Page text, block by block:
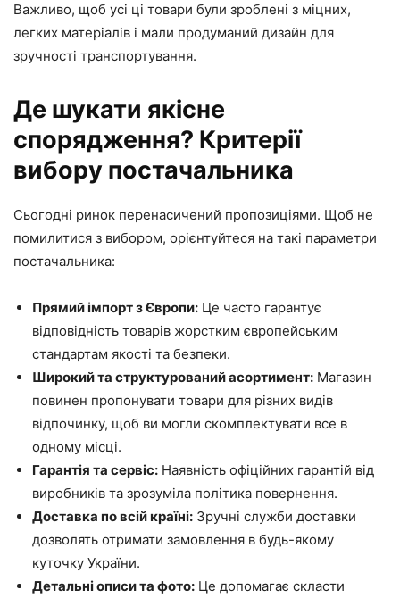
Важливо, щоб усі ці товари були зроблені з міцних,
легких матеріалів і мали продуманий дизайн для
зручності транспортування.
Де шукати якісне
спорядження? Критерії
вибору постачальника
Сьогодні ринок перенасичений пропозиціями. Щоб не
помилитися з вибором, орієнтуйтеся на такі параметри
постачальника:
Прямий імпорт з Європи: Це часто гарантує
відповідність товарів жорстким європейським
стандартам якості та безпеки.
Широкий та структурований асортимент: Магазин
повинен пропонувати товари для різних видів
відпочинку, щоб ви могли скомплектувати все в
одному місці.
Гарантія та сервіс: Наявність офіційних гарантій від
виробників та зрозуміла політика повернення.
Доставка по всій країні: Зручні служби доставки
дозволять отримати замовлення в будь-якому
куточку України.
Детальні описи та фото: Це допомагає скласти